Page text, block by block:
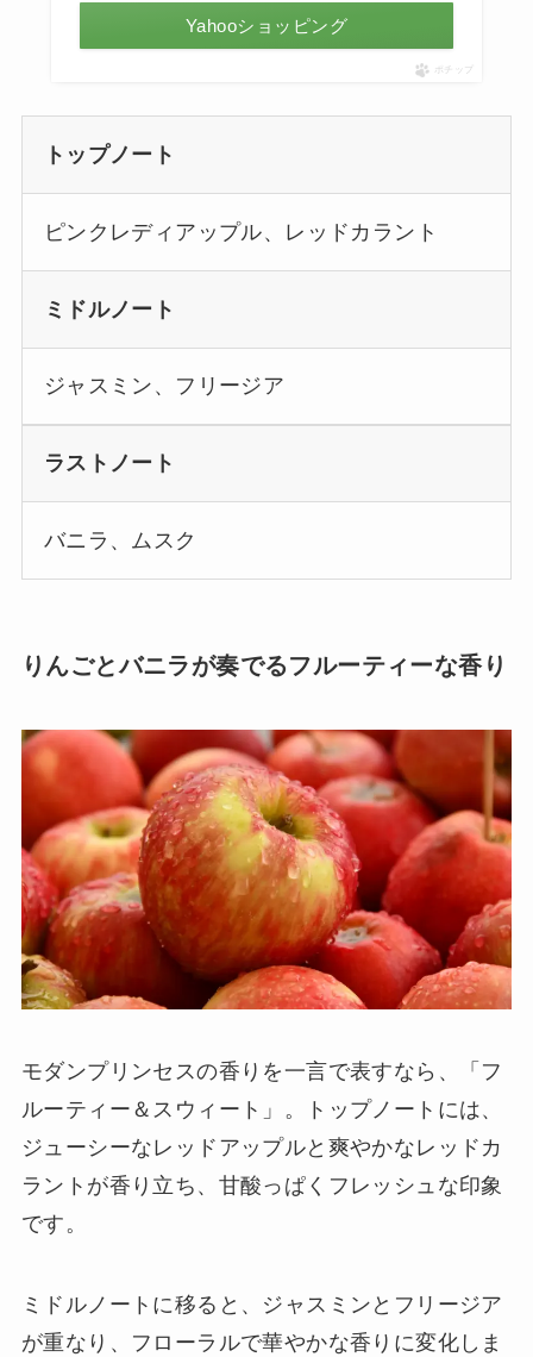
Yahooショッピング
ポチップ
トップノート
ピンクレディアップル、レッドカラント
ミドルノート
ジャスミン、フリージア
ラストノート
バニラ、ムスク
りんごとバニラが奏でるフルーティーな香り
モダンプリンセスの香りを一言で表すなら、「フ
ルーティー＆スウィート」。トップノートには、
ジューシーなレッドアップルと爽やかなレッドカ
ラントが香り立ち、甘酸っぱくフレッシュな印象
です。
ミドルノートに移ると、ジャスミンとフリージア
が重なり、フローラルで華やかな香りに変化しま